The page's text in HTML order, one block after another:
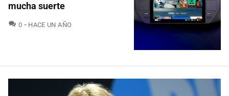
mucha suerte
0 COMENTARIOS
HACE UN AÑO